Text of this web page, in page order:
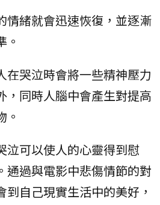
情緒就會迅速恢復，並逐漸
。
在哭泣時會將一些精神壓力
，同時人腦中會產生對提高
。
泣可以使人的心靈得到慰
通過與電影中悲傷情節的對
到自己現實生活中的美好，